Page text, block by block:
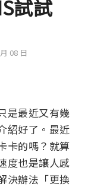
試試
08 日
是最近又有幾
紹好了。最近
卡的嗎？就算
度也是讓人感
決辦法「更換